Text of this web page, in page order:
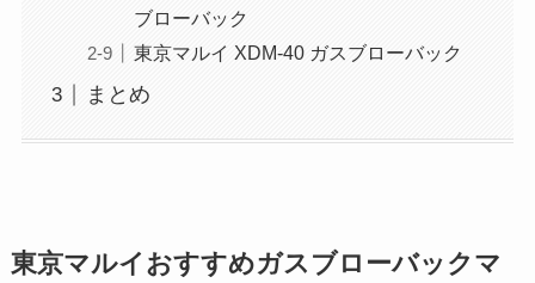
ブローバック
東京マルイ XDM-40 ガスブローバック
まとめ
東京マルイおすすめガスブローバックマ